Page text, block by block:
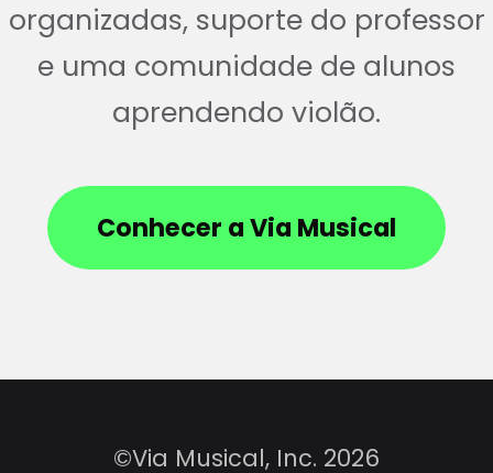
organizadas, suporte do professor
e uma comunidade de alunos
aprendendo violão.
Conhecer a Via Musical
©Via Musical, Inc. 2026